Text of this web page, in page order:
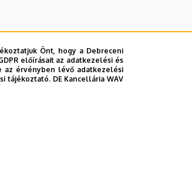
Önt, hogy a Debreceni
előírásait az adatkezelési és
az érvényben lévő adatkezelési
tájékoztató. DE Kancellária WAV